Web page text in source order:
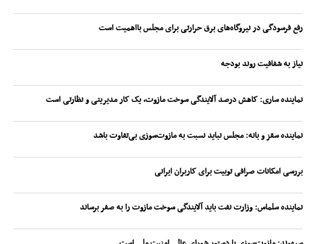
رفع فرسودگی در نیروگاه‌های برق حرارتی برای مجلس بااهمیت است
نیاز به شفافیت روند بودجه
نماینده ساری: کاهش درصد آلایندگی سوخت مازوت، یک کار مدیریتی و نظارتی است
نماینده سقز و بانه: مجلس نباید نسبت به مازوت‌سوزی بی‌تفاوت باشد
بررسی امکانات صرافی توبیت برای کاربران ایرانی
نماینده سلماس: وزارت نفت باید آلایندگی سوخت مازوت را به صفر برساند